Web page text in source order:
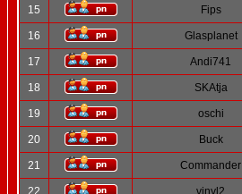
15 Fips
16 Glasplanet
17 Andi741
18 SKAtja
19 oschi
20 Buck
21 Commander
22 vinyl2